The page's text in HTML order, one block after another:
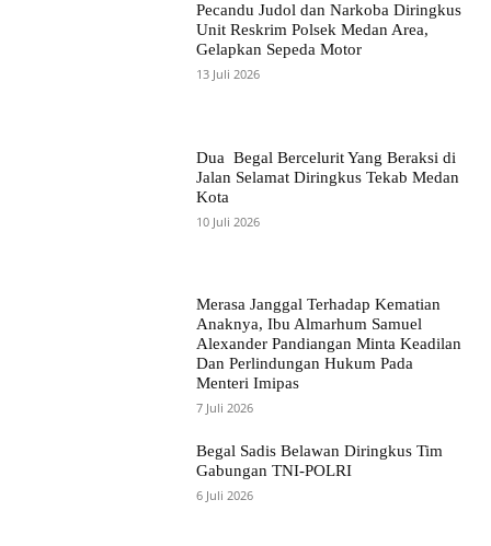
Pecandu Judol dan Narkoba Diringkus
Unit Reskrim Polsek Medan Area,
Gelapkan Sepeda Motor
13 Juli 2026
Dua Begal Bercelurit Yang Beraksi di
Jalan Selamat Diringkus Tekab Medan
Kota
10 Juli 2026
Merasa Janggal Terhadap Kematian
Anaknya, Ibu Almarhum Samuel
Alexander Pandiangan Minta Keadilan
Dan Perlindungan Hukum Pada
Menteri Imipas
7 Juli 2026
Begal Sadis Belawan Diringkus Tim
Gabungan TNI-POLRI
6 Juli 2026